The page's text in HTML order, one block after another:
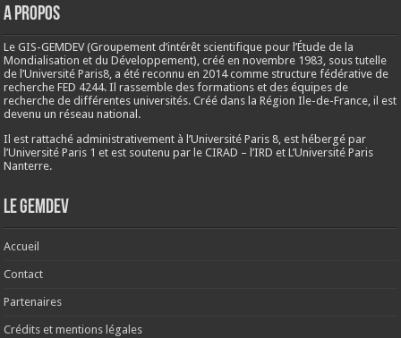
A propos
Le GIS-GEMDEV (Groupement d’intérêt scientifique pour l’Étude de la
Mondialisation et du Développement), créé ennovembre 1983, sous tutelle
de l’Université Paris8, a été reconnu en 2014 comme structure fédérative de
recherche FED 4244. Il rassemble des formations et des équipes de
recherche de différentes universités. Créé dans la Région Ile-de-France, il est
devenu un réseau national.
Il est rattaché administrativement à l’Université Paris 8, est hébergé par
l’Université Paris 1 et est soutenu par le CIRAD – l’IRD et L’Université Paris
Nanterre.
Le Gemdev
Accueil
Contact
Partenaires
Crédits et mentions légales